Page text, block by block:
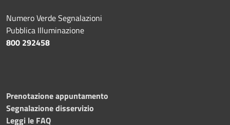
Numero Verde Segnalazioni
Pubblica Illuminazione
800 292458
Prenotazione appuntamento
Segnalazione disservizio
Leggi le FAQ